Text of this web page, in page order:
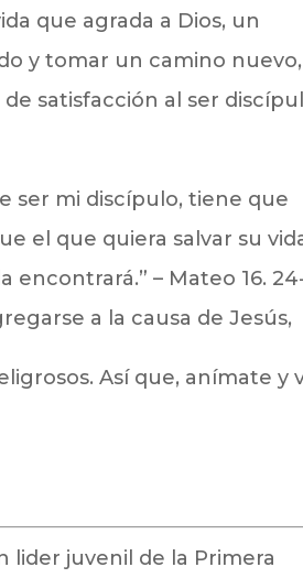
que agrada a Dios, un
y tomar un camino nuevo,
satisfacción al ser
ser mi discípulo, tiene que
el que quiera salvar su
encontrará.” – Mateo 16.
a la causa de Jesús,
Así que, anímate y
lider juvenil de la Primera